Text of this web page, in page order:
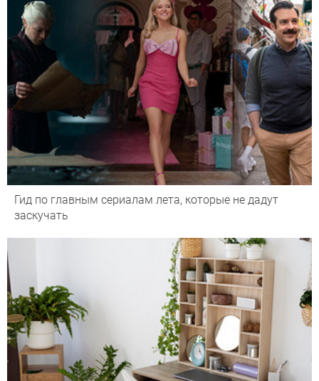
Гид по главным сериалам лета, которые не дадут
заскучать